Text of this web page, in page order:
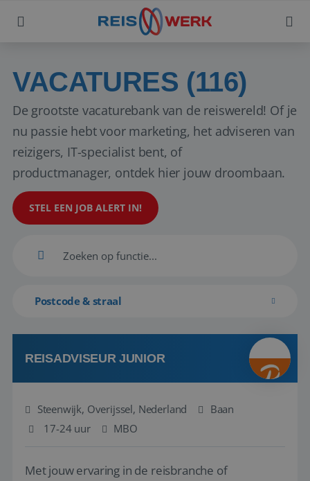
VACATURES (116)
De grootste vacaturebank van de reiswereld! Of je
nu passie hebt voor marketing, het adviseren van
reizigers, IT-specialist bent, of
productmanager, ontdek hier jouw droombaan.
STEL EEN JOB ALERT IN!
Postcode & straal
REISADVISEUR JUNIOR
Steenwijk, Overijssel, Nederland
Baan
17-24 uur
MBO
Met jouw ervaring in de reisbranche of